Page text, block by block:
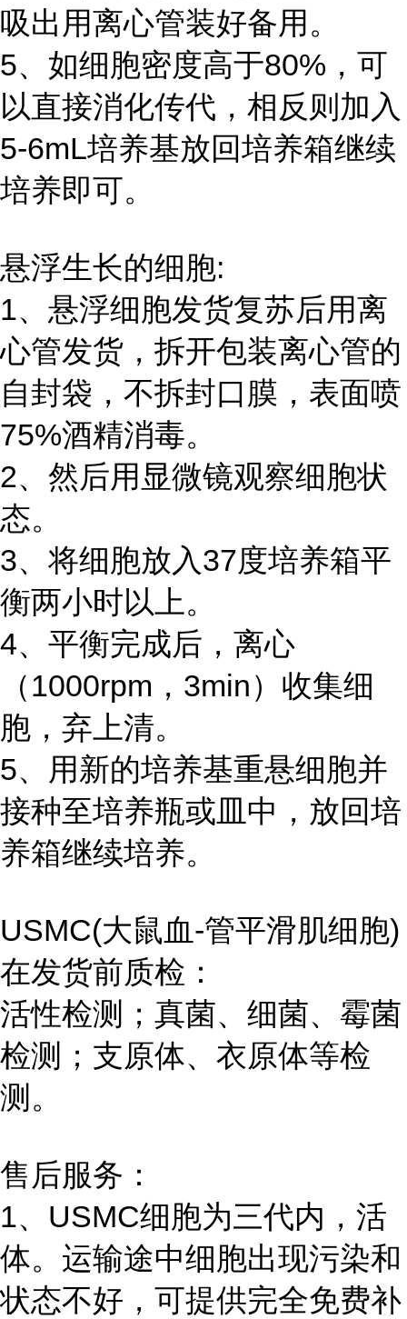
吸出用离心管装好备用。
5、如细胞密度高于80%，可
以直接消化传代，相反则加入
5-6mL培养基放回培养箱继续
培养即可。
悬浮生长的细胞:
1、悬浮细胞发货复苏后用离
心管发货，拆开包装离心管的
自封袋，不拆封口膜，表面喷
75%酒精消毒。
2、然后用显微镜观察细胞状
态。
3、将细胞放入37度培养箱平
衡两小时以上。
4、平衡完成后，离心
（1000rpm，3min）收集细
胞，弃上清。
5、用新的培养基重悬细胞并
接种至培养瓶或皿中，放回培
养箱继续培养。
USMC(大鼠血-管平滑肌细胞)
在发货前质检：
活性检测；真菌、细菌、霉菌
检测；支原体、衣原体等检
测。
售后服务：
1、USMC细胞为三代内，活
体。运输途中细胞出现污染和
状态不好，可提供完全免费补